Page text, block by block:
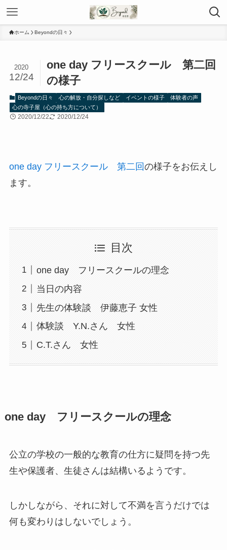
ホーム Beyondの日々
one day フリースクール 第二回
の様子
2020
12/24
Beyondの日々 心の解放・自分探しなど イベントの様子
体験者の声
心の寺子屋（心の持ち方について）
2020/12/22 2020/12/24
one day フリースクール 第二回の様子をお伝えし
ます。
目次
one day フリースクールの理念
当日の内容
先生の体験談 伊藤恵子 女性
体験談 Y.N.さん 女性
C.T.さん 女性
one day フリースクールの理念
公立の学校の一般的な教育の仕方に疑問を持つ先
生や保護者、生徒さんは結構いるようです。
しかしながら、それに対して不満を言うだけでは
何も変わりはしないでしょう。